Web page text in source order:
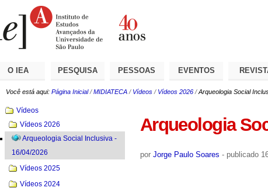
O IEA PESQUISA PESSOAS EVENTOS
Você está aqui: Página Inicial /MIDIATECA / Vídeos / Vídeos 2026 /Arqueologia Social
Arqueologia
por Jorge Paulo Soares - publicado
Navegação
Vídeos
Vídeos 2026
Arqueologia Social Inclusiva -
16/04/2026
Vídeos 2025
Vídeos 2024